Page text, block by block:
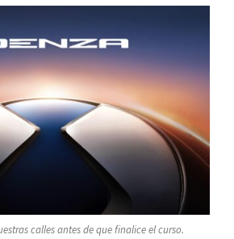
calles antes de que finalice el curso.